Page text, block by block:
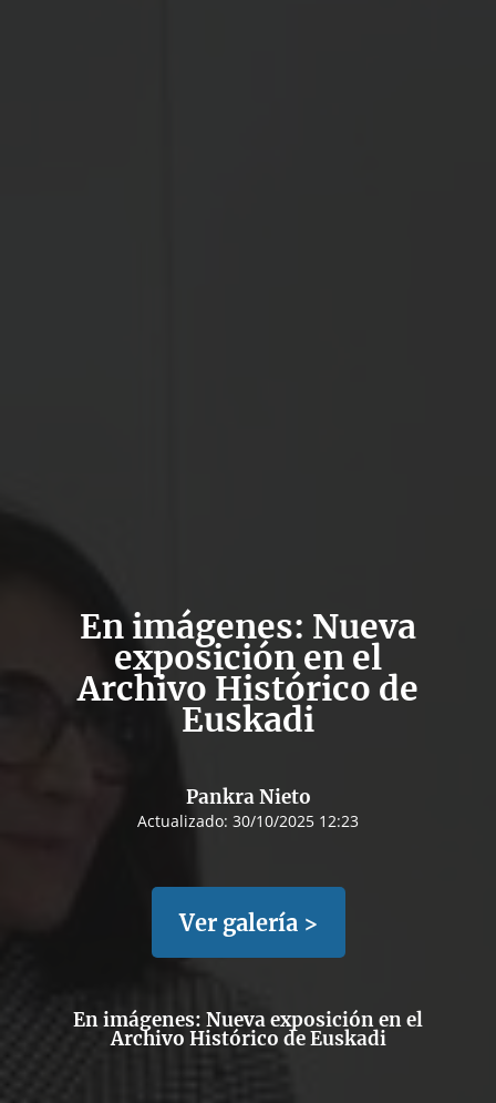
En imágenes: Nueva
exposición en el
Archivo Histórico de
Euskadi
Pankra Nieto
Actualizado: 30/10/2025 12:23
Ver galería >
En imágenes: Nueva exposición en el
Archivo Histórico de Euskadi